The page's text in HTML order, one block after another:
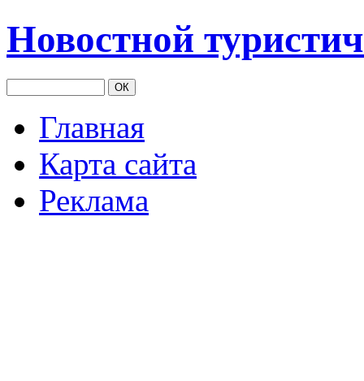
Новостной
Главная
Карта сайта
Реклама